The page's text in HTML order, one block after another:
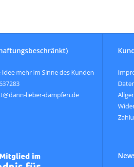
mehr im Sinne des Kunden
lieber-dampfen.de